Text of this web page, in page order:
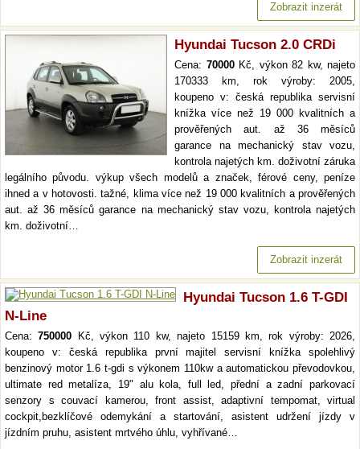
Zobrazit inzerát
Hyundai Tucson 2.0 CRDi
Cena: 70000Kč, výkon 82 kw, najeto
170333 km, rok výroby: 2005,
koupeno v: česká republika servisní
knížka více než 19 000 kvalitních a
prověřených aut. až 36 měsíců
garance na mechanický stav vozu,
kontrola najetých km. doživotní záruka
legálního původu. výkup všech modelů a značek, férové ceny, peníze
ihned a v hotovosti. tažné, klima více než 19 000 kvalitních a prověřených
aut. až 36 měsíců garance na mechanický stav vozu, kontrola najetých
km. doživotní…
Zobrazit inzerát
Hyundai Tucson 1.6 T-GDI
N-Line
Cena:750000 Kč, výkon 110 kw, najeto 15159 km, rok výroby: 2026,
koupeno v: česká republika první majitel servisní knížka spolehlivý
benzinový motor 1.6 t-gdi s výkonem 110kw a automatickou převodovkou,
ultimate red metalíza, 19" alu kola, full led, přední a zadní parkovací
senzory s couvací kamerou, front assist, adaptivní tempomat, virtual
cockpit,bezklíčové odemykání a startování, asistent udržení jízdy v
jízdním pruhu, asistent mrtvého úhlu, vyhřívané…